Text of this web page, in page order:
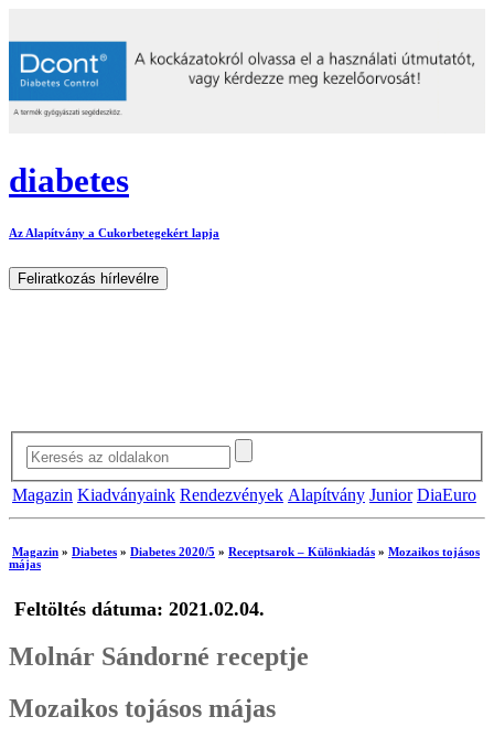
diabetes
Az Alapítvány a Cukorbetegekért lapja
Magazin Kiadványaink Rendezvények Alapítvány Junior DiaEuro
Magazin » Diabetes » Diabetes 2020/5 » Receptsarok – Különkiadás » Mozaikos tojásos
májas
Feltöltés dátuma: 2021.02.04.
Molnár Sándorné receptje
Mozaikos tojásos májas